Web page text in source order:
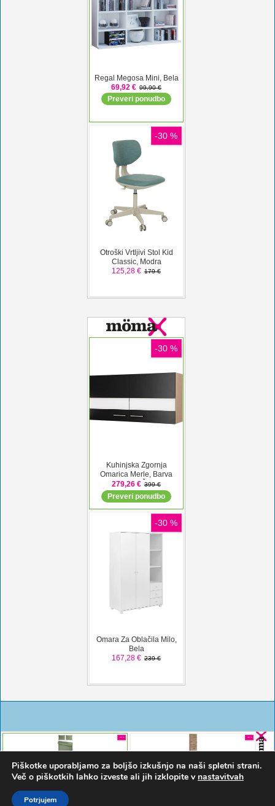
Piškotke uporabljamo za boljšo izkušnjo na naši spletni strani.
Več o piškotkih lahko izveste ali jih izklopite v nastavitvah
Potrjujem